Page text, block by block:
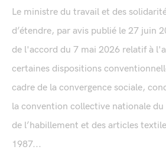
Le ministre du travail et des
d’étendre, par avis publié le 27 juin
de l'accord du 7 mai 2026 relatif à
certaines dispositions
cadre de la convergence sociale,
la convention collective nationale
de l’habillement et des articles
1987...